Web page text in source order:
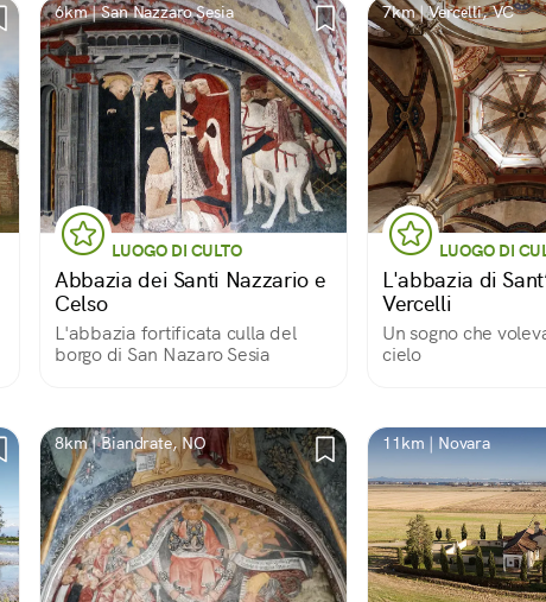
6km | San Nazzaro Sesia
LUOGO DI CULTO
Abbazia dei Santi Nazzario e
Celso
L'abbazia fortificata culla del
borgo di San Nazaro Sesia
7km | Vercelli, VC
LUOGO DI
L'abbazia di
Vercelli
Un sogno che
cielo
8km | Biandrate, NO 11km | Novara